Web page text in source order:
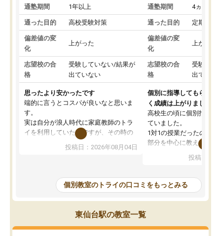
通塾期間 1年以上
通った目的 高校受験対策
偏差値の変
化
上がった
志望校の合
格
受験していない/結果が
出ていない
思ったより安かったです
端的に言うとコスパが良いなと思いま
す。
実は自分が浪人時代に家庭教師のトラ
イを利用していたのですが、その時の
月謝がとても高くトライに良いイメー
ジがありませんでした。
し始めた形です。
しかし、以前とは違い料金がリーズナ
ブルでびっくりしました。
通って1年以上ですが、勉強への取り組
み方が真っすぐに変化（率先して自宅
で復習や予習をする）し成績も向上し
投稿日：2026年08月04日
通塾期間 4ヵ月～1
通った目的 定期テス
偏差値の変
化
上がった
志望校の合
格
受験して
出ていな
個別に指導してもらえる
く成績は上がりました。
高校生の頃に個別指導の
ていました。
1対1の授業だったので、
部分を中心に教えてもら
わからないところもそ
もらえたので、勉強への
しずつなくなりました。
その結果成績も上がり、
たのを覚えています。
投稿日：
個別教室のトライの口コミをもっとみる
東仙台駅の教室一覧